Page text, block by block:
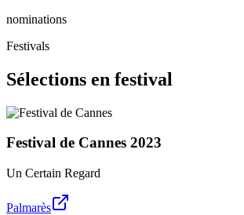
nominations
Festivals
Sélections en festival
Festival de Cannes 2023
Un Certain Regard
Palmarès